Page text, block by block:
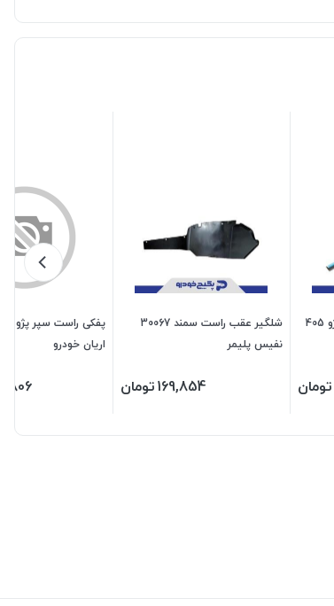
زه سپر عقب ( مغزی سپر) پژو 405
تومان
شلگیر عقب راست سمند 30067
نفیس پلیمر
169,854تومان
اریان خودرو